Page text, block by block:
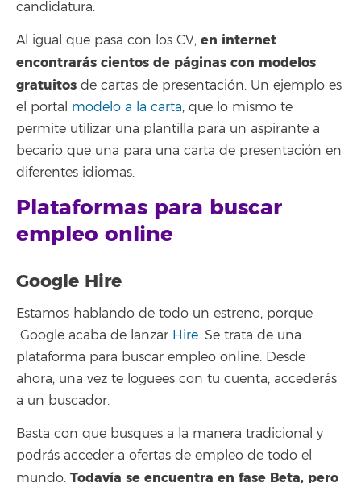
candidatura.
Al igual que pasa con los CV, en internet
encontrarás cientos de páginas con modelos
gratuitos de cartas de presentación. Un ejemplo es
el portal modelo a la carta, que lo mismo te
permite utilizar una plantilla para un aspirante a
becario que una para una carta de presentación en
diferentes idiomas.
Plataformas para buscar
empleo online
Google Hire
Estamos hablando de todo un estreno, porque
Google acaba de lanzar Hire. Se trata de una
plataforma para buscar empleo online. Desde
ahora, una vez te loguees con tu cuenta, accederás
a un buscador.
Basta con que busques a la manera tradicional y
podrás acceder a ofertas de empleo de todo el
mundo. Todavía se encuentra en fase Beta, pero